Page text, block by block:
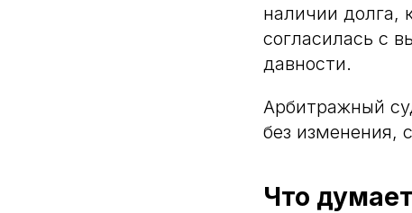
наличии долга,
согласилась с
давности.
Арбитражный
без изменения,
Что